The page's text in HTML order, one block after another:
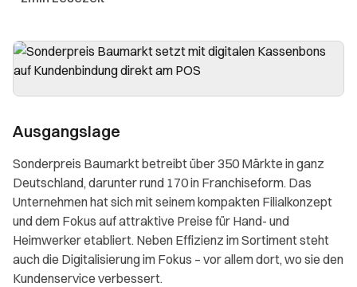
Ausgangslage
Sonderpreis Baumarkt betreibt über 350 Märkte in ganz
Deutschland, darunter rund 170 in Franchiseform. Das
Unternehmen hat sich mit seinem kompakten Filialkonzept
und dem Fokus auf attraktive Preise für Hand- und
Heimwerker etabliert. Neben Effizienz im Sortiment steht
auch die Digitalisierung im Fokus – vor allem dort, wo sie den
Kundenservice verbessert.